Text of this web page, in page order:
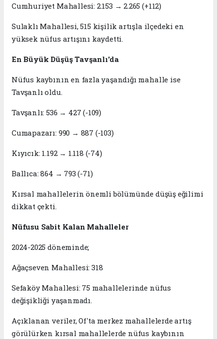
Cumhuriyet Mahallesi: 2.153 → 2.265 (+112)
Sulaklı Mahallesi, 515 kişilik artışla ilçedeki en
yüksek nüfus artışını kaydetti.
En Büyük Düşüş Tavşanlı'da
Nüfus kaybının en fazla yaşandığı mahalle ise
Tavşanlı oldu.
Tavşanlı: 536 → 427 (-109)
Cumapazarı: 990 → 887 (-103)
Kıyıcık: 1.192 → 1.118 (-74)
Ballıca: 864 → 793 (-71)
Kırsal mahallelerin önemli bölümünde düşüş eğilimi
dikkat çekti.
Nüfusu Sabit Kalan Mahalleler
2024-2025 döneminde;
Ağaçseven Mahallesi: 318
Sefaköy Mahallesi: 75 mahallelerinde nüfus
değişikliği yaşanmadı.
Açıklanan veriler, Of'ta merkez mahallelerde artış
görülürken kırsal mahallelerde nüfus kaybının